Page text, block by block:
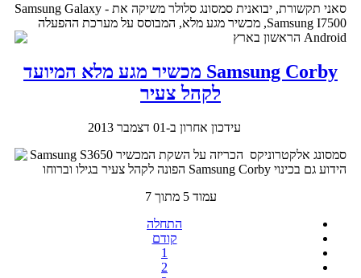
סאני תקשורת, יבואנית סמסונג סלולר משיקה את Samsung Galaxy -
Samsung I7500, מכשיר מגע מלא, המבוסס על מערכת ההפעלה
Android הראשון בארץ
Samsung Corby מכשיר מגע מלא המיועד
לקהל צעיר
עידכון אחרון ב-01 דצמבר 2013
סמסונג אלקטרוניקס הכריזה על השקת המכשיר Samsung S3650
הידוע גם בכינוי Samsung Corby הפונה לקהל צעיר בגילו וברוחו
עמוד 5 מתוך 7
התחלה
קודם
1
2